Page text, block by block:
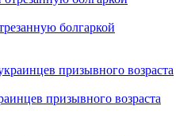
болгаркой
призывного возраста